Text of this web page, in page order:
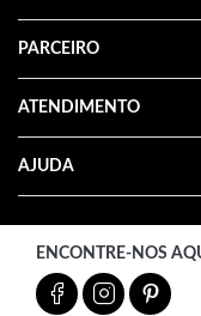
PARCEIRO
ATENDIMENTO
AJUDA
ENCONTRE-NOS